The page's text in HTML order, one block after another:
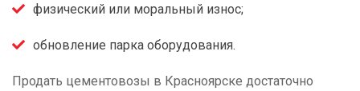
физический или моральный износ;
обновление парка оборудования.
Продать цементовозы в Красноярске достаточно